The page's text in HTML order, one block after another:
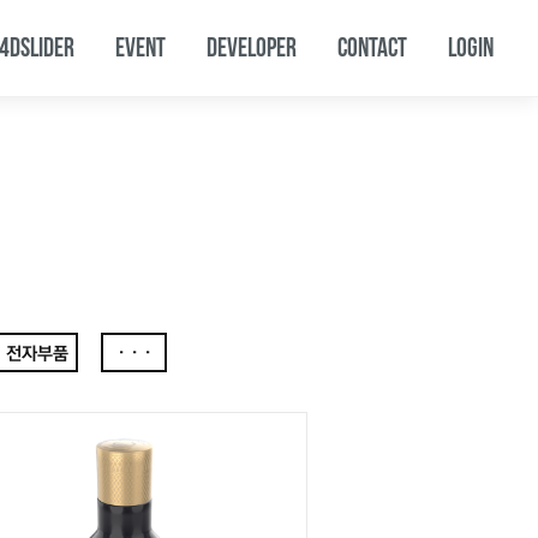
4DSLIDER EVENT DEVELOPER CONTACT LOGIN
전자부품 ···